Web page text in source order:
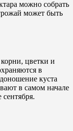
можно собрать
может быть
цветки и
в
куста
в самом начале